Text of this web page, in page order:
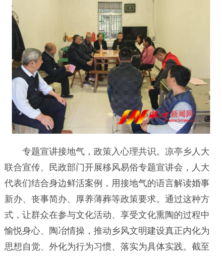
专题宣讲接地气，政策入心理共识。凉亭乡人大
联合宣传、民政部门开展移风易俗专题宣讲会，人大
代表们结合身边鲜活案例，用接地气的语言解读婚事
新办、丧事简办、厚养薄葬等政策要求。通过这种方
式，让群众在参与文化活动、享受文化熏陶的过程中
愉悦身心、陶冶情操，推动乡风文明建设真正内化为
思想自觉、外化为行为习惯、落实为具体实践。截至